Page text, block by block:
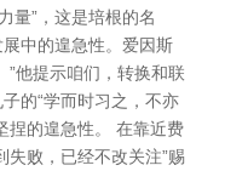
量”，这是培根的名
中的遑急性。爱因斯
”他提示咱们，转换和联
的“学而时习之，不亦
捏的遑急性。 在靠近费
失败，已经不改关注”赐